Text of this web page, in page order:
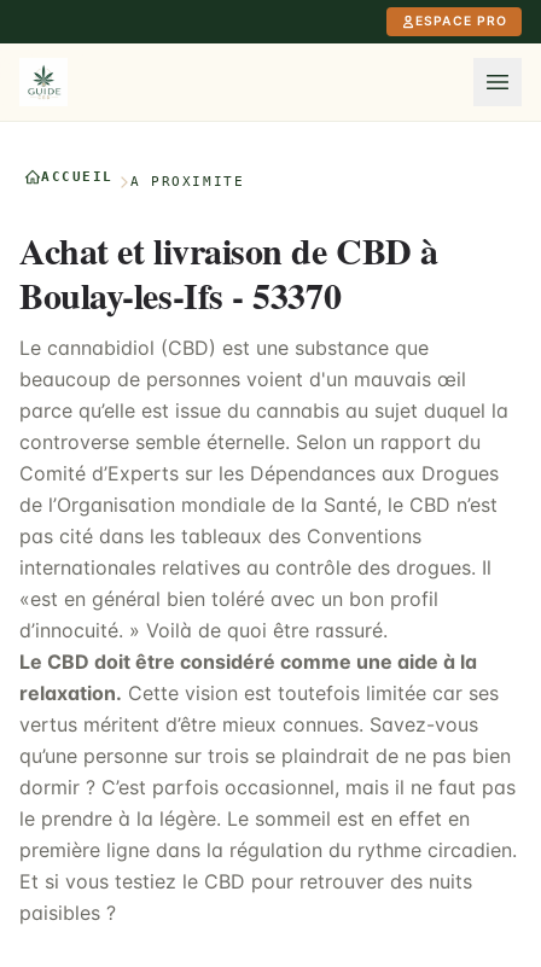
ESPACE PRO
ACCUEIL À PROXIMITÉ
Achat et livraison de CBD à
Boulay-les-Ifs - 53370
Le cannabidiol (CBD) est une substance que
beaucoup de personnes voient d'un mauvais œil
parce qu’elle est issue du cannabis au sujet duquel la
controverse semble éternelle. Selon un rapport du
Comité d’Experts sur les Dépendances aux Drogues
de l’Organisation mondiale de la Santé, le CBD n’est
pas cité dans les tableaux des Conventions
internationales relatives au contrôle des drogues. Il
«est en général bien toléré avec un bon profil
d’innocuité. » Voilà de quoi être rassuré.
Le CBD doit être considéré comme une aide à la
relaxation. Cette vision est toutefois limitée car ses
vertus méritent d’être mieux connues. Savez-vous
qu’une personne sur trois se plaindrait de ne pas bien
dormir ? C’est parfois occasionnel, mais il ne faut pas
le prendre à la légère. Le sommeil est en effet en
première ligne dans la régulation du rythme circadien.
Et si vous testiez le CBD pour retrouver des nuits
paisibles ?